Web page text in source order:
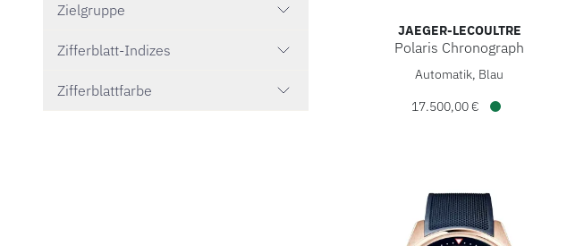
Zielgruppe
Zifferblatt-Indizes
Zifferblattfarbe
JAEGER-LECOULTRE
Polaris Chronograph
Jaeger-LeCoultre Polaris
Automatik, Blau
17.500,00 €